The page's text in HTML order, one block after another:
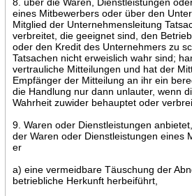
eines Mitbewerbers oder über den
Mitglied der Unternehmensleitung
verbreitet, die geeignet sind, den
oder den Kredit des Unternehmers zu
Tatsachen nicht erweislich wahr sind;
vertrauliche Mitteilungen und hat der
Empfänger der Mitteilung an ihr ein
die Handlung nur dann unlauter, wenn
Wahrheit zuwider behauptet oder
9. Waren oder Dienstleistungen
der Waren oder Dienstleistungen eines
er
a) eine vermeidbare Täuschung der
betriebliche Herkunft herbeiführt,